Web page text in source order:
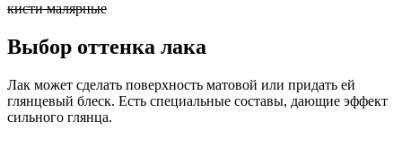
кисти малярные
Выбор оттенка лака
Лак может сделать поверхность матовой или придать ей
глянцевый блеск. Есть специальные составы, дающие эффект
сильного глянца.